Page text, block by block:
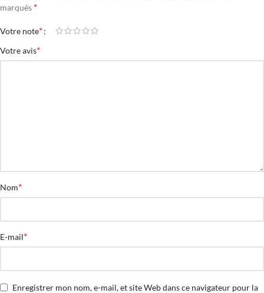
marqués *
Votre note*
Votre avis*
Nom*
E-mail*
Enregistrer mon nom, e-mail, et site Web dans ce navigateur pour la